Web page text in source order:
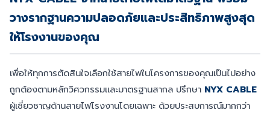
วางรากฐานความปลอดภัยและประสิทธิภาพสูงสุด
ให้โรงงานของคุณ
เพื่อให้ทุกการตัดสินใจเลือกใช้สายไฟในโครงการของคุณเป็นไปอย่าง
ถูกต้องตามหลักวิศวกรรมและมาตรฐานสากล ปรึกษา NYX CABLE
ผู้เชี่ยวชาญด้านสายไฟโรงงานโดยเฉพาะ ด้วยประสบการณ์มากกว่า